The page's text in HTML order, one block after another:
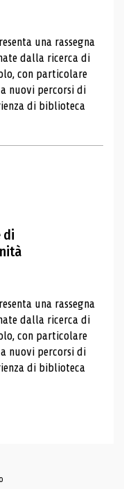
una rassegna
dalla ricerca di
con particolare
nuovi percorsi di
di biblioteca
di
una rassegna
dalla ricerca di
con particolare
nuovi percorsi di
di biblioteca